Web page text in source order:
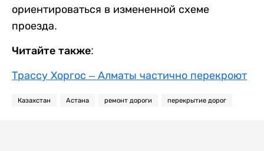
ориентироваться в измененной схеме
проезда.
Читайте также:
Трассу Хоргос – Алматы частично перекроют
Казахстан Астана ремонт дороги перекрытие дорог